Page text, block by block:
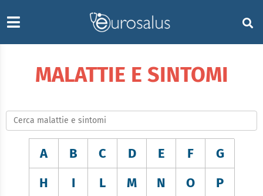
MALATTIE E SINTOMI
A B C D E F
G
H
I L M N O
P